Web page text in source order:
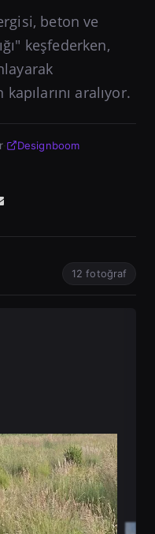
beton ve
keşfederken,
aralıyor.
· Designboom
12 fotoğraf